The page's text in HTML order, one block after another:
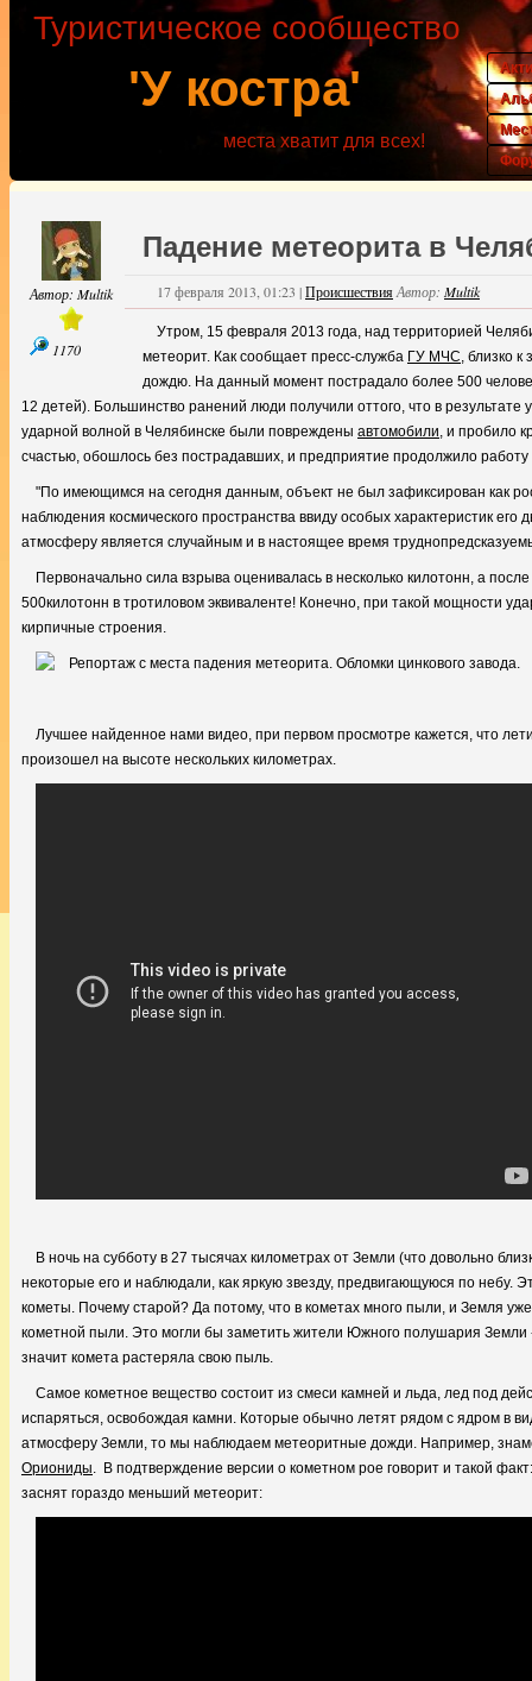
'У костра'
Туристическое сообщество
места хватит для всех!
Автор: Multik
1170
Падение метеорита в
17 февраля 2013, 01:23 |ПроисшествияАвтор: Multik
Утром, 15 февраля 2013 года, над территорией
метеорит. Как сообщает пресс-служба ГУ МЧС, близко
дождю. На данный момент пострадало более 500
12 детей). Большинство ранений люди получили оттого, что в
ударной волной в Челябинске были повреждены автомобили, и пробило
счастью, обошлось без пострадавших, и предприятие продолжило
"По имеющимся на сегодня данным, объект не был зафиксирован как
наблюдения космического пространства ввиду особых характеристик
атмосферу является случайным и в настоящее время
Первоначально сила взрыва оценивалась в несколько килотонн, а
500килотонн в тротиловом эквиваленте! Конечно, при такой мощности
кирпичные строения.
Лучшее найденное нами видео, при первом просмотре кажется, что
произошел на высоте нескольких километрах.
В ночь на субботу в 27 тысячах километрах от Земли (что довольно
некоторые его и наблюдали, как яркую звезду, предвигающуюся по небу.
кометы. Почему старой? Да потому, что в кометах много пыли, и Земля
кометной пыли. Это могли бы заметить жители Южного полушария Земли
значит комета растеряла свою пыль.
Самое кометное вещество состоит из смеси камней и льда, лед под
испаряться, освобождая камни. Которые обычно летят рядом с ядром в
атмосферу Земли, то мы наблюдаем метеоритные дожди. Например,
Ориониды. В подтверждение версии о кометном рое говорит и такой
заснят гораздо меньший метеорит: